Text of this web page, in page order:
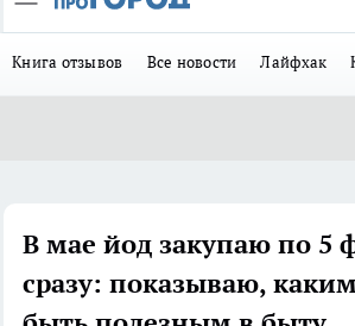
Книга отзывов Все новости Лайфхак
В мае йод закупаю по 5
сразу: показываю,